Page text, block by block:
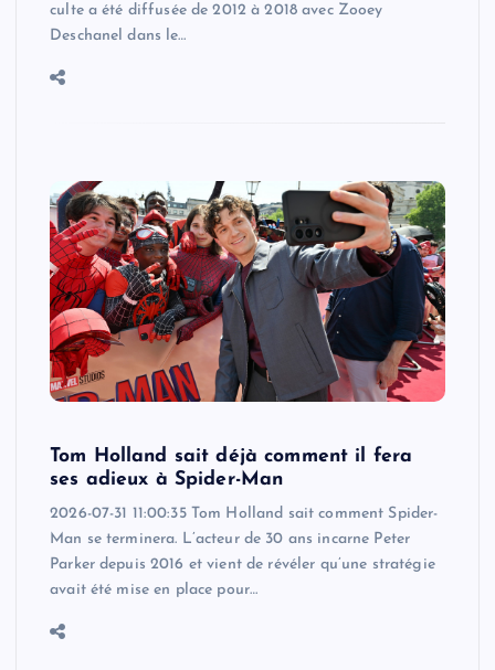
culte a été diffusée de 2012 à 2018 avec Zooey
Deschanel dans le…
Tom Holland sait déjà comment il fera
ses adieux à Spider-Man
2026-07-31 11:00:35 Tom Holland sait comment Spider-
Man se terminera. L’acteur de 30 ans incarne Peter
Parker depuis 2016 et vient de révéler qu’une stratégie
avait été mise en place pour…